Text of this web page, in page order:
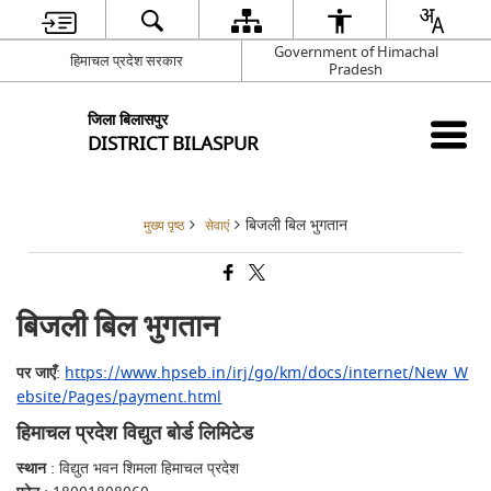
हिमाचल प्रदेश सरकार
Government of Himachal
Pradesh
जिला बिलासपुर
DISTRICT BILASPUR
मुख्य पृष्ठ सेवाएं बिजली बिल भुगतान
बिजली बिल भुगतान
पर जाएँ: https://www.hpseb.in/irj/go/km/docs/internet/New_W
ebsite/Pages/payment.html
हिमाचल प्रदेश विद्युत बोर्ड लिमिटेड
स्थान: विद्युत भवन शिमला हिमाचल प्रदेश